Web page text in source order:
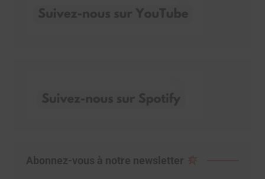
Abonnez-vous à notre newsletter